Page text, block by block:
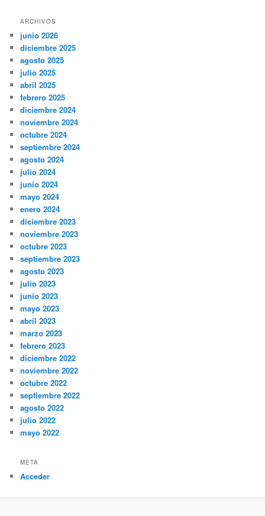
ARCHIVOS
junio 2026
diciembre 2025
agosto 2025
julio 2025
abril 2025
febrero 2025
diciembre 2024
noviembre 2024
octubre 2024
septiembre 2024
agosto 2024
julio 2024
junio 2024
mayo 2024
enero 2024
diciembre 2023
noviembre 2023
octubre 2023
septiembre 2023
agosto 2023
julio 2023
junio 2023
mayo 2023
abril 2023
marzo 2023
febrero 2023
diciembre 2022
noviembre 2022
octubre 2022
septiembre 2022
agosto 2022
julio 2022
mayo 2022
META
Acceder